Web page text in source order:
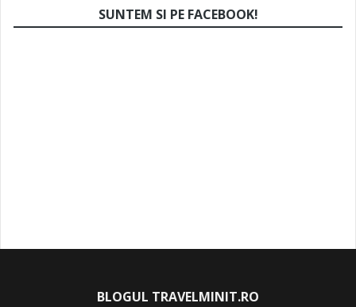
SUNTEM SI PE FACEBOOK!
BLOGUL TRAVELMINIT.RO